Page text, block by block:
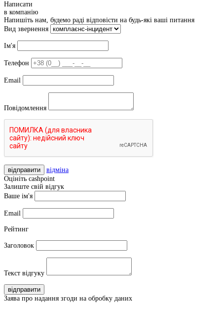
Написати
в компанію
Напишіть нам, будемо раді відповісти на будь-які ваші питання
Вид звернення
Ім'я
Телефон
Email
Повідомлення
відправити
відміна
Оцініть cashpoint
Залиште свій відгук
Ваше ім'я
Email
Рейтинг
Заголовок
Текст відгуку
відправити
Заява про надання згоди на обробку даних